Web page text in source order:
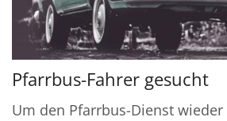
Pfarrbus-Fahrer gesucht
Um den Pfarrbus-Dienst